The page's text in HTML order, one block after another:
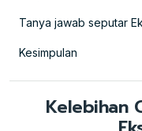
Tanya jawab seputar
Kesimpulan
Kelebihan